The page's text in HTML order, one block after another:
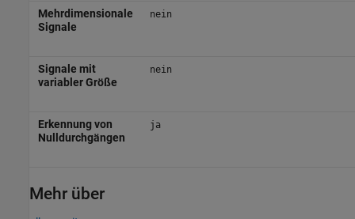
Mehrdimensionale
Signale
nein
Signale mit
variabler Größe
nein
Erkennung von
Nulldurchgängen
ja
Mehr über